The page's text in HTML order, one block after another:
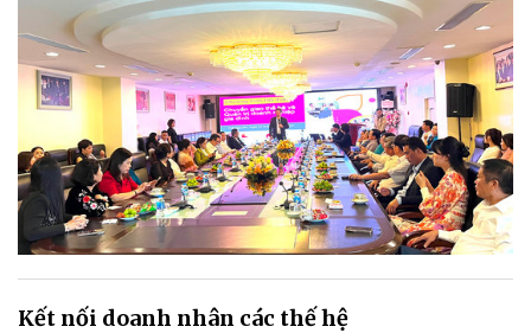
Kết nối doanh nhân các thế hệ